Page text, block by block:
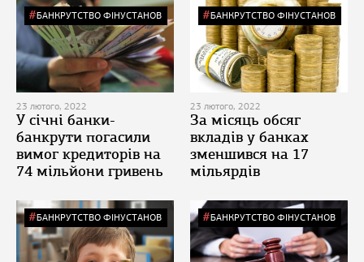
БАНКРУТСТВО ФІНУСТАНОВ
23 лютого, 2022
У січні банки-
банкрути погасили
вимог кредиторів на
74 мільйони гривень
БАНКРУТСТВО ФІНУСТАНОВ
23 лютого, 2022
За місяць обсяг
вкладів у банках
зменшився на 17
мільярдів
БАНКРУТСТВО ФІНУСТАНОВ БАНКРУТСТВО ФІНУСТАНОВ